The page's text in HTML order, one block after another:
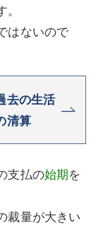
はないので
去の生活
清算
支払の始期を
裁量が大きい